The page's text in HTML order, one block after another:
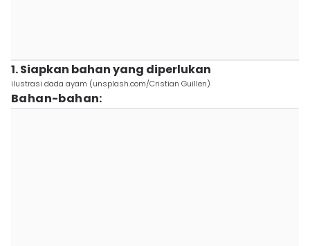
1. Siapkan bahan yang diperlukan
ilustrasi dada ayam (unsplash.com/Cristian Guillen)
Bahan-bahan: